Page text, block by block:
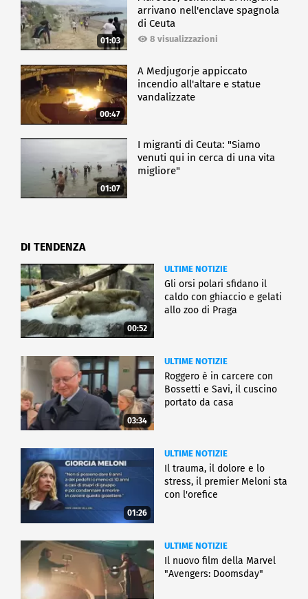
01:03
arrivano nell'enclave spagnola
di Ceuta
8 visualizzazioni
00:47
A Medjugorje appiccato
incendio all'altare e statue
vandalizzate
01:07
I migranti di Ceuta: "Siamo
venuti qui in cerca di una vita
migliore"
DI TENDENZA
00:52
ULTIME NOTIZIE
Gli orsi polari sfidano il
caldo con ghiaccio e gelati
allo zoo di Praga
03:34
ULTIME NOTIZIE
Roggero è in carcere con
Bossetti e Savi, il cuscino
portato da casa
01:26
ULTIME NOTIZIE
Il trauma, il dolore e lo
stress, il premier Meloni sta
con l'orefice
ULTIME NOTIZIE
Il nuovo film della Marvel
"Avengers: Doomsday"